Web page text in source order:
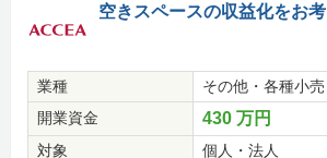
空きスペースの収益化をお
業種
その他・各種小売
開業資金
430 万円
対象 個人・法人